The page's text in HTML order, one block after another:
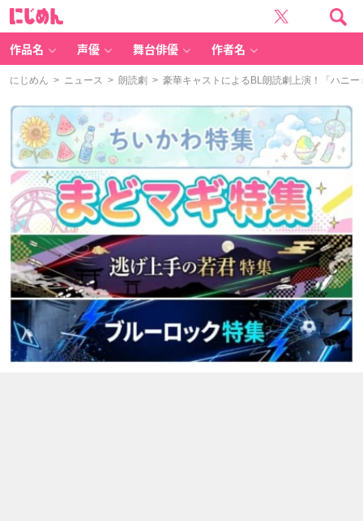
作品名 声優 舞台俳優 作者名
にじめん > ニュース > 朗読劇 > 豪華キャストによるBL朗読劇上演！「ハニ